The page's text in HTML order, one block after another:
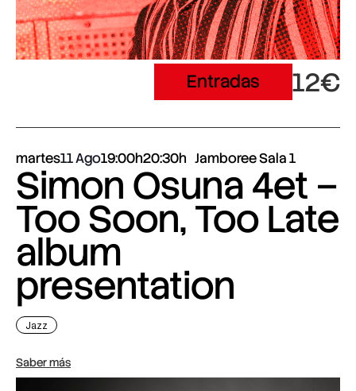
Entradas 12€
martes11 Ago19:00h20:30h Jamboree Sala 1
Simon Osuna 4et –
Too Soon, Too Late
album
presentation
Jazz
Saber más